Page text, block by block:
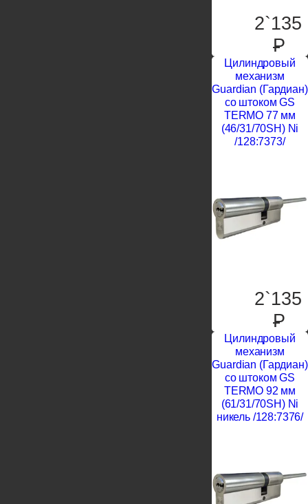
2`135
P
Цилиндровый
механизм
Guardian (Гардиан)
со штоком GS
TERMO 77 мм
(46/31/70SH) Ni
/128:7373/
2`135
P
Цилиндровый
механизм
Guardian (Гардиан)
со штоком GS
TERMO 92 мм
(61/31/70SH) Ni
никель /128:7376/